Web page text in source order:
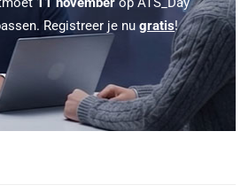
Registreer je nugratis!